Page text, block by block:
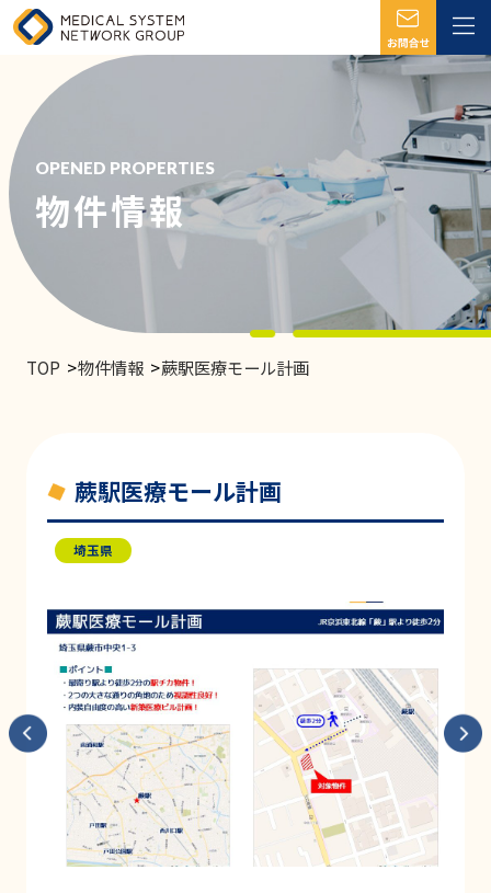
OPENED PROPERTIES
物件情報
TOP 物件情報 蕨駅医療モール計画
蕨駅医療モール計画
埼玉県